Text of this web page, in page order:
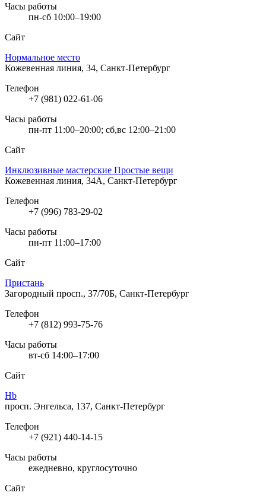
Часы работы
пн-сб 10:00–19:00
Сайт
Нормальное место
Кожевенная линия, 34, Санкт-Петербург
Телефон
+7 (981) 022-61-06
Часы работы
пн-пт 11:00–20:00; сб,вс 12:00–21:00
Сайт
Инклюзивные мастерские Простые вещи
Кожевенная линия, 34А, Санкт-Петербург
Телефон
+7 (996) 783-29-02
Часы работы
пн-пт 11:00–17:00
Сайт
Пристань
Загородный просп., 37/70Б, Санкт-Петербург
Телефон
+7 (812) 993-75-76
Часы работы
вт-сб 14:00–17:00
Сайт
Hb
просп. Энгельса, 137, Санкт-Петербург
Телефон
+7 (921) 440-14-15
Часы работы
ежедневно, круглосуточно
Сайт